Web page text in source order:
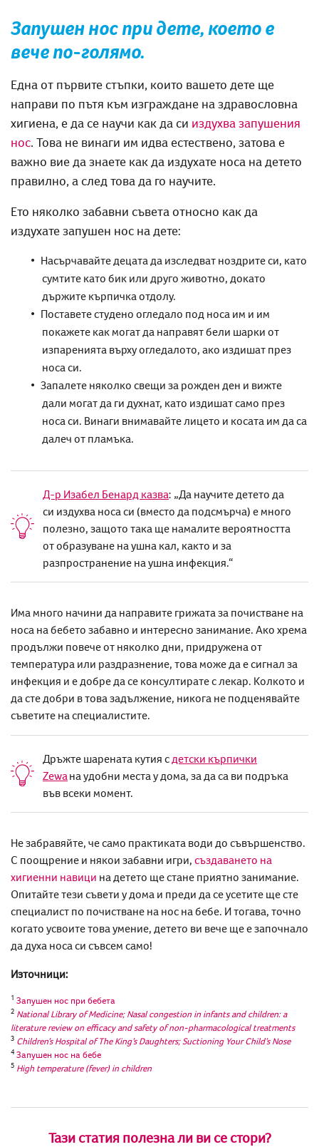
Запушен нос при дете, което е
вече по-голямо.
Една от първите стъпки, които вашето дете ще
направи по пътя към изграждане на здравословна
хигиена, е да се научи как да си издухва запушения
нос. Това не винаги им идва естествено, затова е
важно вие да знаете как да издухате носа на детето
правилно, а след това да го научите.
Ето няколко забавни съветаотносно как да
издухатезапушен нос на дете:
Насърчавайте децата да изследват ноздрите си, като
сумтите като бик или друго животно, докато
държите кърпичка отдолу.
Поставете студено огледало под носа им и им
покажете как могат да направят бели шарки от
изпаренията върху огледалото, ако издишат през
носа си.
Запалете няколко свещи за рожден ден и вижте
дали могат да ги духнат, като издишат само през
носа си. Винаги внимавайте лицето и косата им да са
далеч от пламъка.
Д-р Изабел Бенард казва: „Да научите детето да
си издухва носа си (вместо да подсмърча) е много
полезно, защото така ще намалите вероятността
от образуване на ушна кал, както и за
разпространение на ушна инфекция.“
Има много начини да направите грижата за почистване на
носа на бебето забавно и интересно занимание. Aко хрема
продължи повече от няколко дни, придружена от
температура или раздразнение, това може да е сигнал за
инфекция и е добре да се консултирате с лекар. Колкото и
да сте добри в това задължение, никога не подценявайте
съветите на специалистите.
Дръжте шарената кутия с детски кърпички
Zewa на удобни места у дома, за да са ви подръка
във всеки момент.
Не забравяйте, че само практиката води до съвършенство.
С поощрение и някои забавни игри, създаването на
хигиенни навици на детето ще стане приятно занимание.
Опитайте тези съвети у дома и преди да се усетите ще сте
специалист по почистване на нос на бебе. И тогава, точно
когато усвоите това умение, детето ви вече ще е започнало
да духа носа си съвсем само!
Източници:
1 Запушен нос при бебета
2 National Library of Medicine;Nasal congestion in infants and children: a
literature review on efficacy and safety of non-pharmacological treatments
3 Children’s Hospital of The King’s Daughters; Suctioning Your Child’s Nose
4 Запушен нос на бебе
5 High temperature (fever) in children
Тази статия полезна ли ви се стори?